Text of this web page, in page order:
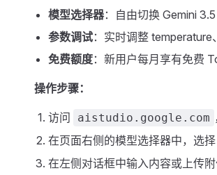
模型选择器：自由切换 Gemini
参数调试：实时调整
免费额度：新用户每月享有免费
操作步骤：
访问 aistudio.google.com
在页面右侧的模型选择器中，选择
在左侧对话框中输入内容或上传